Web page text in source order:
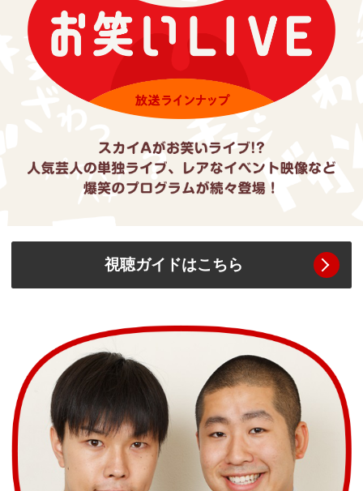
視聴ガイドはこちら